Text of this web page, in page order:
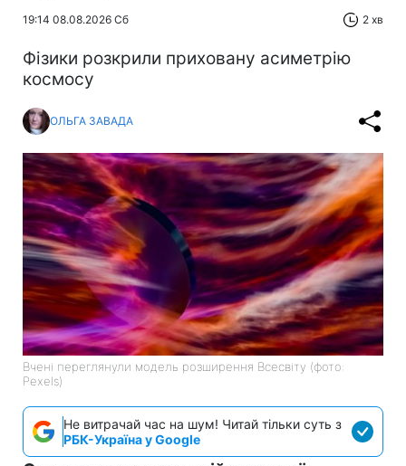
19:14 08.08.2026 Сб 2 хв
Фізики розкрили приховану асиметрію
космосу
ОЛЬГА ЗАВАДА
Вчені переглянули модель розширення Всесвіту (фото:
Pexels)
Не витрачай час на шум! Читай тільки суть з
РБК-Україна у Google